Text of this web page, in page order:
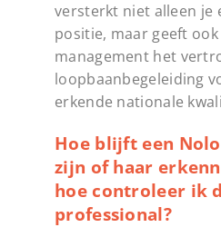
versterkt niet alleen je
positie, maar geeft
management het
loopbaanbegeleiding
erkende nationale
Hoe blijft een
zijn of haar
hoe controleer ik
professional?